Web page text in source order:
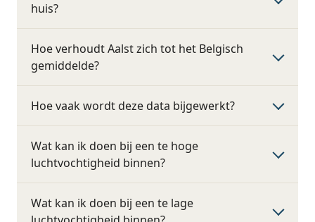
huis?
Hoe verhoudt Aalst zich tot het Belgisch
gemiddelde?
Hoe vaak wordt deze data bijgewerkt?
Wat kan ik doen bij een te hoge
luchtvochtigheid binnen?
Wat kan ik doen bij een te lage